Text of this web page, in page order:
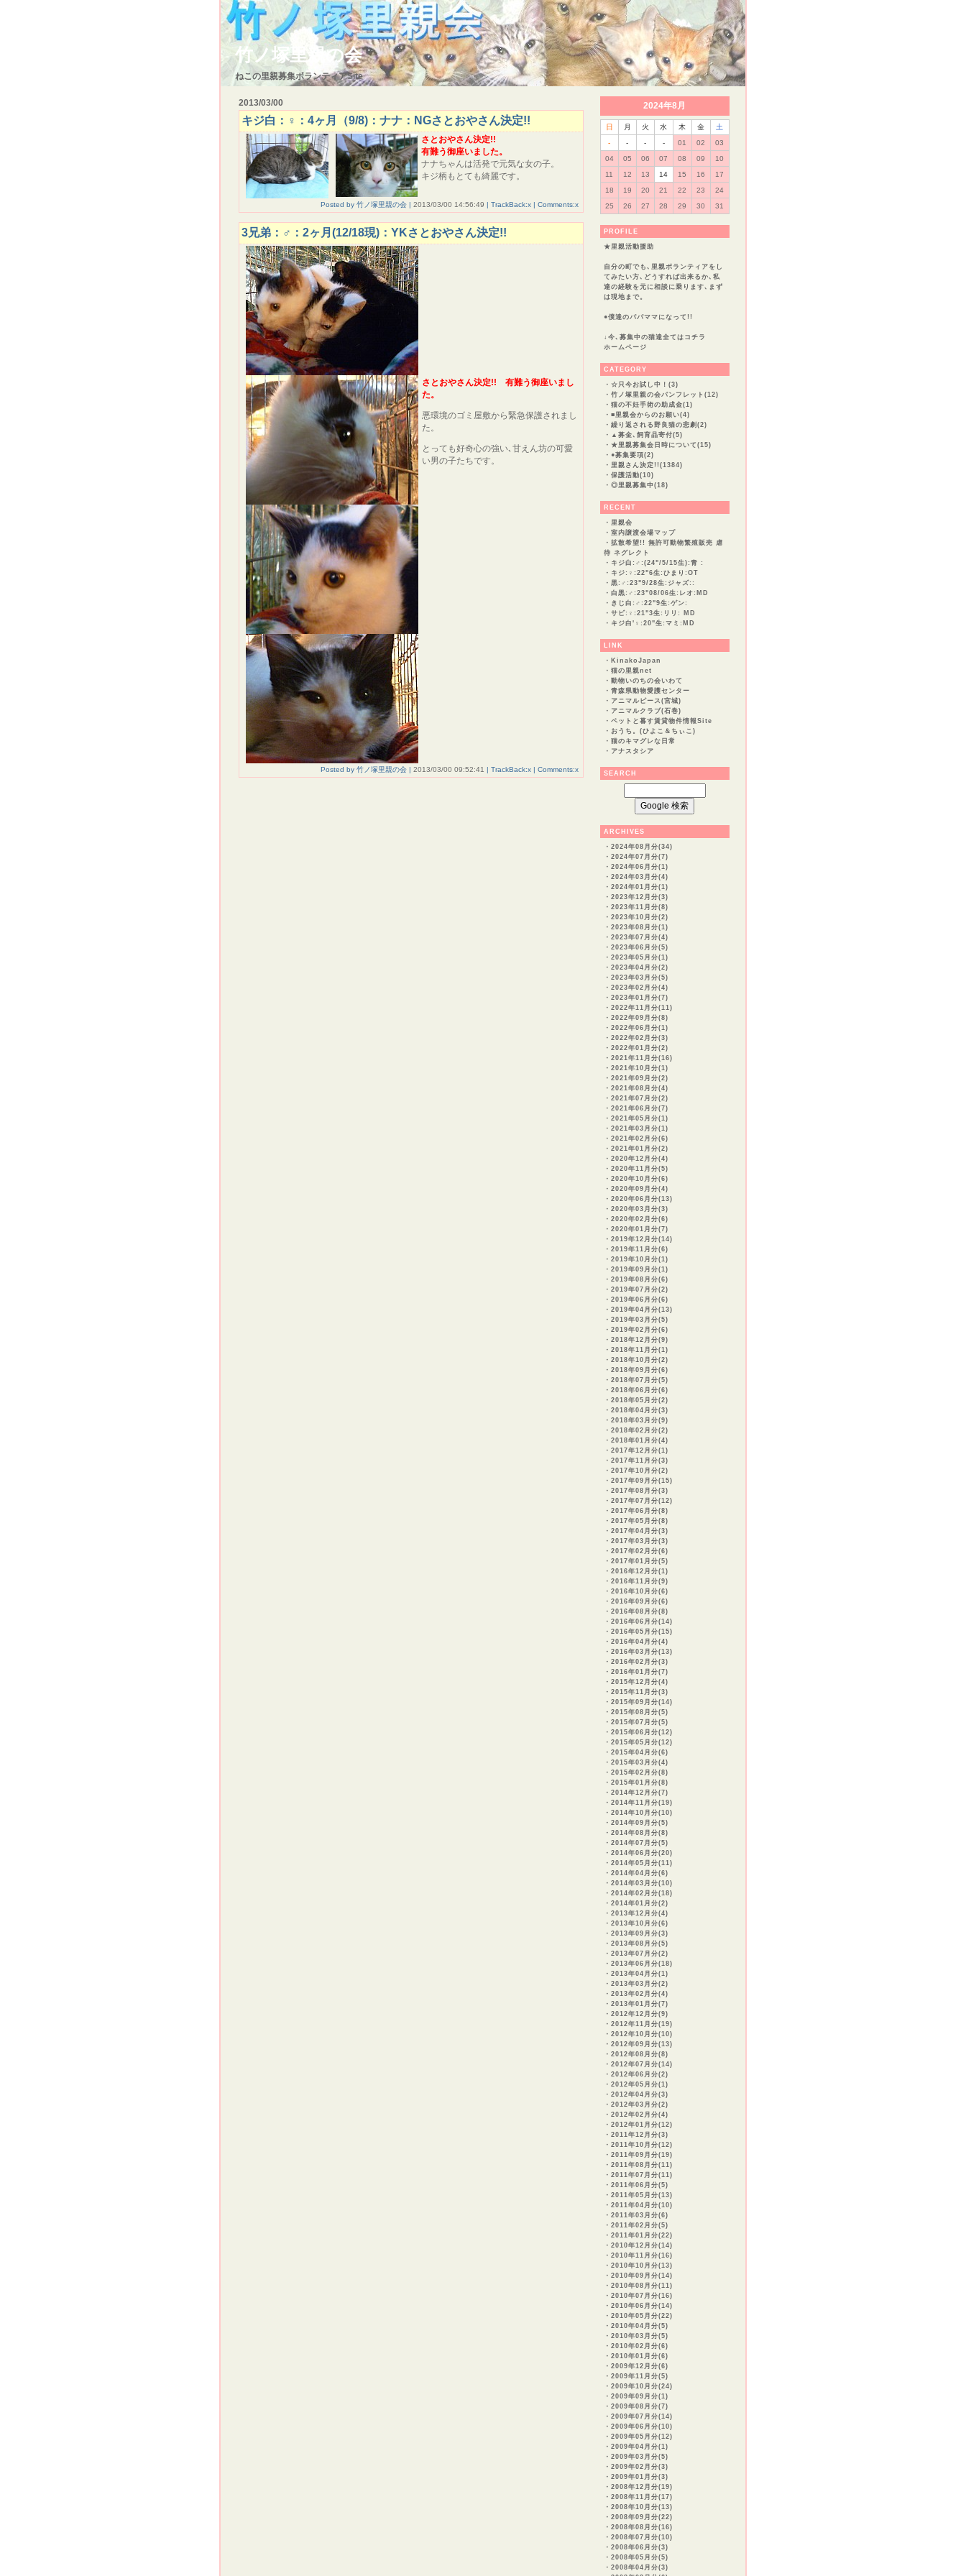
竹ノ塚里親の会
ねこの里親募集ボランティアSite
2013/03/00
キジ白：♀：4ヶ月（9/8)：ナナ：NGさとおやさん決定!!
さとおやさん決定!!
有難う御座いました。
ナナちゃんは活発で元気な女の子。
キジ柄もとても綺麗です。
Posted by 竹ノ塚里親の会 | 2013/03/00 14:56:49 | TrackBack:x | Comments:x
3兄弟：♂：2ヶ月(12/18現)：YKさとおやさん決定!!
さとおやさん決定!! 有難う御座いまし
た。
悪環境のゴミ屋敷から緊急保護されまし
た。
とっても好奇心の強い､甘えん坊の可愛
い男の子たちです。
Posted by 竹ノ塚里親の会 | 2013/03/00 09:52:41 | TrackBack:x | Comments:x
2024年8月
日 月 火 水 木 金
土
-
- - - 01 02
03
04
05 06 07 08 09
10
11
12 13 14 15 16
17
18
19 20 21 22 23
24
25
26 27 28 29 30 31
PROFILE
★里親活動援助
自分の町でも､里親ボランティアをし
てみたい方､どうすれば出来るか､私
達の経験を元に相談に乗ります､まず
は現地まで。
●僕達のパパママになって!!
↓今､募集中の猫達全てはコチラ
ホームページ
CATEGORY
・ ☆只今お試し中！(3)
・ 竹ノ塚里親の会パンフレット(12)
・ 猫の不妊手術の助成金(1)
・ ■里親会からのお願い(4)
・ 繰り返される野良猫の悲劇(2)
・ ▲募金､飼育品寄付(5)
・ ★里親募集会日時について(15)
・ ●募集要項(2)
・ 里親さん決定!!(1384)
・ 保護活動(10)
・ ◎里親募集中(18)
RECENT
・ 里親会
・ 室内譲渡会場マップ
・ 拡散希望!! 無許可動物繁殖販売 虐
待 ネグレクト
・ キジ白:♂:(24"/5/15生):青 :
・ キジ:♀:22"6生:ひまり:OT
・ 黒:♂:23"9/28生:ジャズ::
・ 白黒:♂:23"08/06生:レオ:MD
・ きじ白:♂:22"9生:ゲン:
・ サビ:♀:21"3生:リリ: MD
・ キジ白'♀:20"生:マミ:MD
LINK
・ KinakoJapan
・ 猫の里親net
・ 動物いのちの会いわて
・ 青森県動物愛護センター
・ アニマルピース(宮城)
・ アニマルクラブ(石巻)
・ ペットと暮す賃貸物件情報Site
・ おうち。(ひよこ＆ちぃこ)
・ 猫のキマグレな日常
・ アナスタシア
SEARCH
ARCHIVES
・ 2024年08月分(34)
・ 2024年07月分(7)
・ 2024年06月分(1)
・ 2024年03月分(4)
・ 2024年01月分(1)
・ 2023年12月分(3)
・ 2023年11月分(8)
・ 2023年10月分(2)
・ 2023年08月分(1)
・ 2023年07月分(4)
・ 2023年06月分(5)
・ 2023年05月分(1)
・ 2023年04月分(2)
・ 2023年03月分(5)
・ 2023年02月分(4)
・ 2023年01月分(7)
・ 2022年11月分(11)
・ 2022年09月分(8)
・ 2022年06月分(1)
・ 2022年02月分(3)
・ 2022年01月分(2)
・ 2021年11月分(16)
・ 2021年10月分(1)
・ 2021年09月分(2)
・ 2021年08月分(4)
・ 2021年07月分(2)
・ 2021年06月分(7)
・ 2021年05月分(1)
・ 2021年03月分(1)
・ 2021年02月分(6)
・ 2021年01月分(2)
・ 2020年12月分(4)
・ 2020年11月分(5)
・ 2020年10月分(6)
・ 2020年09月分(4)
・ 2020年06月分(13)
・ 2020年03月分(3)
・ 2020年02月分(6)
・ 2020年01月分(7)
・ 2019年12月分(14)
・ 2019年11月分(6)
・ 2019年10月分(1)
・ 2019年09月分(1)
・ 2019年08月分(6)
・ 2019年07月分(2)
・ 2019年06月分(6)
・ 2019年04月分(13)
・ 2019年03月分(5)
・ 2019年02月分(6)
・ 2018年12月分(9)
・ 2018年11月分(1)
・ 2018年10月分(2)
・ 2018年09月分(6)
・ 2018年07月分(5)
・ 2018年06月分(6)
・ 2018年05月分(2)
・ 2018年04月分(3)
・ 2018年03月分(9)
・ 2018年02月分(2)
・ 2018年01月分(4)
・ 2017年12月分(1)
・ 2017年11月分(3)
・ 2017年10月分(2)
・ 2017年09月分(15)
・ 2017年08月分(3)
・ 2017年07月分(12)
・ 2017年06月分(8)
・ 2017年05月分(8)
・ 2017年04月分(3)
・ 2017年03月分(3)
・ 2017年02月分(6)
・ 2017年01月分(5)
・ 2016年12月分(1)
・ 2016年11月分(9)
・ 2016年10月分(6)
・ 2016年09月分(6)
・ 2016年08月分(8)
・ 2016年06月分(14)
・ 2016年05月分(15)
・ 2016年04月分(4)
・ 2016年03月分(13)
・ 2016年02月分(3)
・ 2016年01月分(7)
・ 2015年12月分(4)
・ 2015年11月分(3)
・ 2015年09月分(14)
・ 2015年08月分(5)
・ 2015年07月分(5)
・ 2015年06月分(12)
・ 2015年05月分(12)
・ 2015年04月分(6)
・ 2015年03月分(4)
・ 2015年02月分(8)
・ 2015年01月分(8)
・ 2014年12月分(7)
・ 2014年11月分(19)
・ 2014年10月分(10)
・ 2014年09月分(5)
・ 2014年08月分(8)
・ 2014年07月分(5)
・ 2014年06月分(20)
・ 2014年05月分(11)
・ 2014年04月分(6)
・ 2014年03月分(10)
・ 2014年02月分(18)
・ 2014年01月分(2)
・ 2013年12月分(4)
・ 2013年10月分(6)
・ 2013年09月分(3)
・ 2013年08月分(5)
・ 2013年07月分(2)
・ 2013年06月分(18)
・ 2013年04月分(1)
・ 2013年03月分(2)
・ 2013年02月分(4)
・ 2013年01月分(7)
・ 2012年12月分(9)
・ 2012年11月分(19)
・ 2012年10月分(10)
・ 2012年09月分(13)
・ 2012年08月分(8)
・ 2012年07月分(14)
・ 2012年06月分(2)
・ 2012年05月分(1)
・ 2012年04月分(3)
・ 2012年03月分(2)
・ 2012年02月分(4)
・ 2012年01月分(12)
・ 2011年12月分(3)
・ 2011年10月分(12)
・ 2011年09月分(19)
・ 2011年08月分(11)
・ 2011年07月分(11)
・ 2011年06月分(5)
・ 2011年05月分(13)
・ 2011年04月分(10)
・ 2011年03月分(6)
・ 2011年02月分(5)
・ 2011年01月分(22)
・ 2010年12月分(14)
・ 2010年11月分(16)
・ 2010年10月分(13)
・ 2010年09月分(14)
・ 2010年08月分(11)
・ 2010年07月分(16)
・ 2010年06月分(14)
・ 2010年05月分(22)
・ 2010年04月分(5)
・ 2010年03月分(5)
・ 2010年02月分(6)
・ 2010年01月分(6)
・ 2009年12月分(6)
・ 2009年11月分(5)
・ 2009年10月分(24)
・ 2009年09月分(1)
・ 2009年08月分(7)
・ 2009年07月分(14)
・ 2009年06月分(10)
・ 2009年05月分(12)
・ 2009年04月分(1)
・ 2009年03月分(5)
・ 2009年02月分(3)
・ 2009年01月分(3)
・ 2008年12月分(19)
・ 2008年11月分(17)
・ 2008年10月分(13)
・ 2008年09月分(22)
・ 2008年08月分(16)
・ 2008年07月分(10)
・ 2008年06月分(3)
・ 2008年05月分(5)
・ 2008年04月分(3)